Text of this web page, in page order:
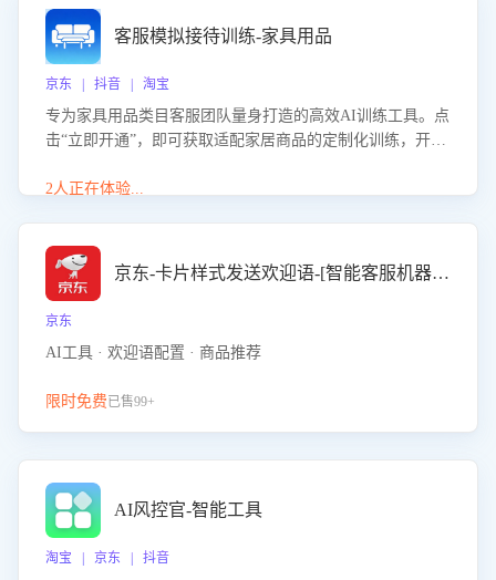
客服模拟接待训练-家具用品
京东 | 抖音 | 淘宝
专为家具用品类目客服团队量身打造的高效AI训练工具。点
击“立即开通”，即可获取适配家居商品的定制化训练，开启
能、尺寸参数咨询等高频场景下的专业应对能力。
2人正在体验...
京东-卡片样式发送欢迎语-[智能客服机器人]
京东
AI工具 · 欢迎语配置 · 商品推荐
限时免费已售99+
AI风控官-智能工具
淘宝 | 京东 | 抖音